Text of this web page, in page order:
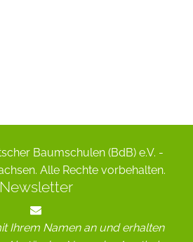
Baumschulen (BdB) e.V. -
Alle Rechte vorbehalten.
Newsletter
Ihrem Namen an und erhalten